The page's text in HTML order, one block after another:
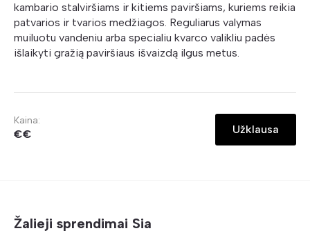
kambario stalviršiams ir kitiems paviršiams, kuriems reikia
patvarios ir tvarios medžiagos. Reguliarus valymas
muiluotu vandeniu arba specialiu kvarco valikliu padės
išlaikyti gražią paviršiaus išvaizdą ilgus metus.
Kaina:
€€ Užklausa
Žalieji sprendimai Sia